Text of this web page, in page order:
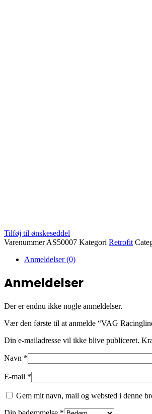
Tilføj til ønskeseddel
VarenummerAS50007 Kategori Retrofit
Anmeldelser (0)
Anmeldelser
Der er endnu ikke nogle anmeldelser.
Vær den første til at anmelde “VAG
Din e-mailadresse vil ikke blive publiceret.
Navn *
E-mail *
Gem mit navn, mail og websted i denne